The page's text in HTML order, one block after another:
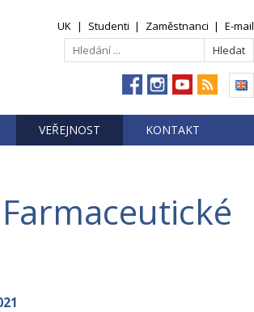
UK | Studenti | Zaměstnanci | E-mail
VEŘEJNOST KONTAKT